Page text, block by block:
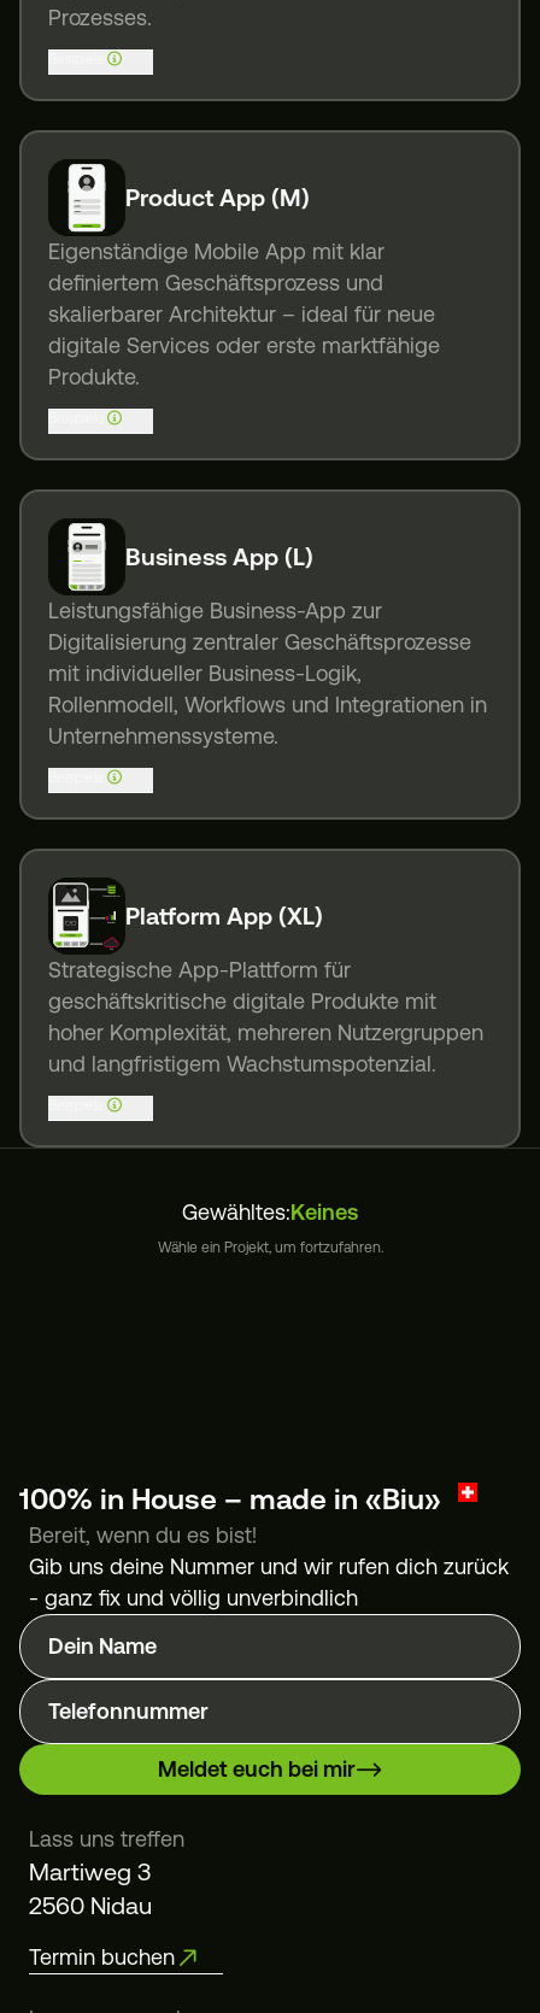
Prozesses.
Product App (M)
Eigenständige Mobile App mit klar
definiertem Geschäftsprozess und
skalierbarer Architektur – ideal für neue
digitale Services oder erste marktfähige
Produkte.
Business App (L)
Leistungsfähige Business-App zur
Digitalisierung zentraler Geschäftsprozesse
mit individueller Business-Logik,
Rollenmodell, Workflows und Integrationen in
Unternehmenssysteme.
Platform App (XL)
Strategische App-Plattform für
geschäftskritische digitale Produkte mit
hoher Komplexität, mehreren Nutzergruppen
und langfristigem Wachstumspotenzial.
Gewähltes:Keines
Wähle ein Projekt, um fortzufahren.
100% in House – made in «Biu»
Lass uns treffen
Martiweg 3
2560 Nidau
Termin buchen
Bereit, wenn du es bist!
Gib uns deine Nummer und wir rufen dich zurück
- ganz fix und völlig unverbindlich
Dein Name
Telefonnummer
Meldet euch bei mir